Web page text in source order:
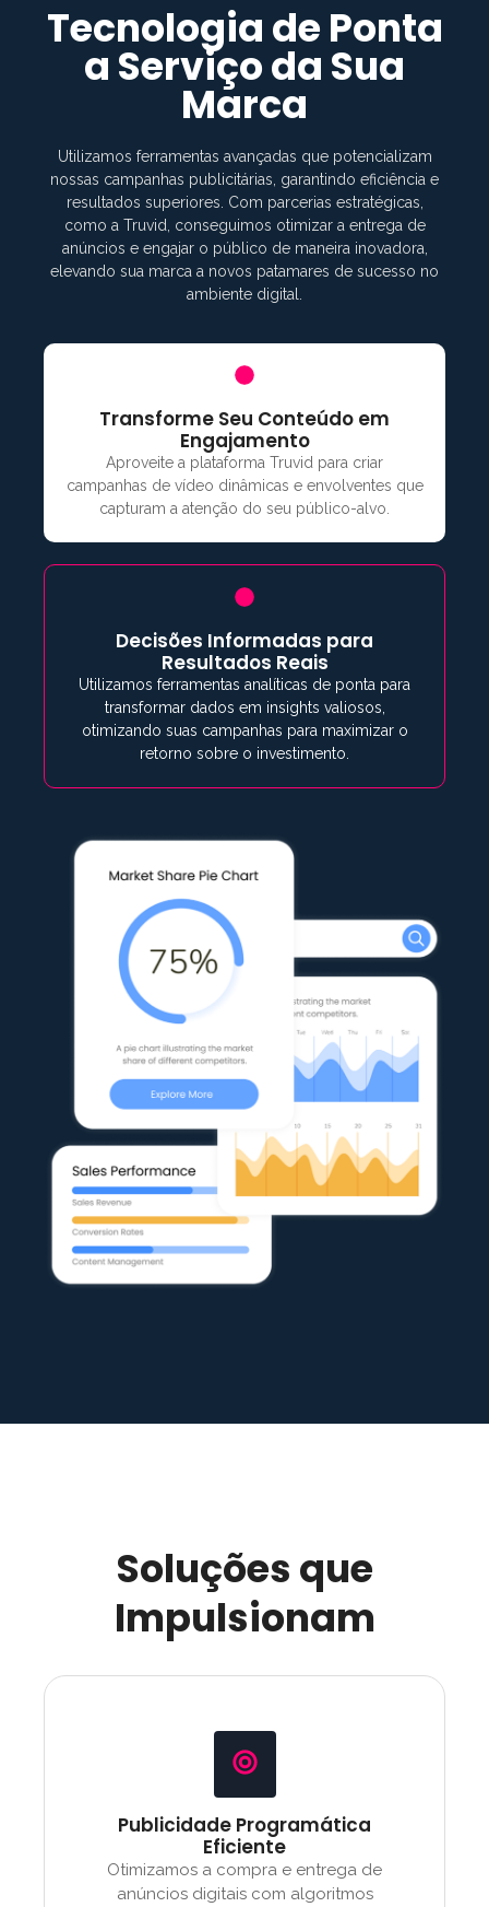
Tecnologia de Ponta
a Serviço da Sua
Marca
Utilizamos ferramentas avançadas que potencializam
nossas campanhas publicitárias, garantindo eficiência e
resultados superiores. Com parcerias estratégicas,
como a Truvid, conseguimos otimizar a entrega de
anúncios e engajar o público de maneira inovadora,
elevando sua marca a novos patamares de sucesso no
ambiente digital.
Transforme Seu Conteúdo em
Engajamento
Aproveite a plataforma Truvid para criar
campanhas de vídeo dinâmicas e envolventes que
capturam a atenção do seu público-alvo.
Decisões Informadas para
Resultados Reais
Utilizamos ferramentas analíticas de ponta para
transformar dados em insights valiosos,
otimizando suas campanhas para maximizar o
retorno sobre o investimento.
Soluções que
Impulsionam
Publicidade Programática
Eficiente
Otimizamos a compra e entrega de
anúncios digitais com algoritmos